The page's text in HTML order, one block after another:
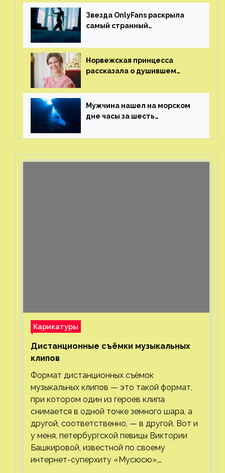
Звезда OnlyFans раскрыла
самый странный
от фаната
Норвежская принцесса
рассказала о душившем
генерала
Мужчина нашел на морском
дне часы за шесть
с помощью пластиковых
Карикатуры
Дистанционные съёмки музыкальных
клипов⁠⁠
Формат дистанционных съёмок
музыкальных клипов — это такой формат,
при котором один из героев клипа
снимается в одной точке земного шара, а
другой, соответственно, — в другой. Вот и
у меня, петербургской певицы Виктории
Башкировой, известной по своему
интернет-суперхиту «Мусюсю»,…